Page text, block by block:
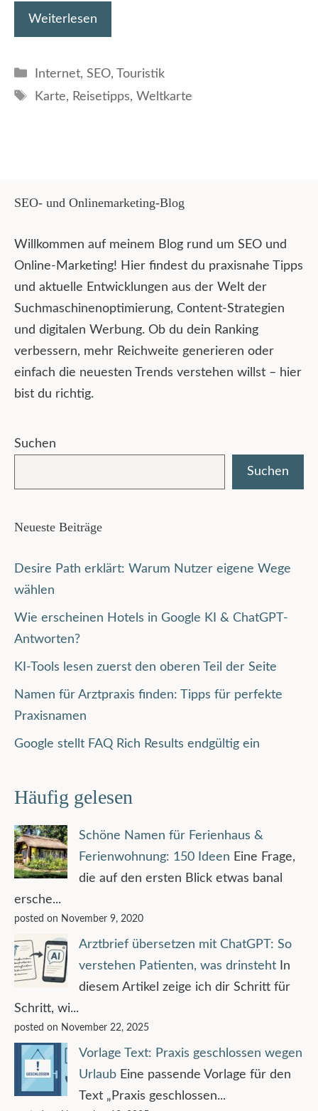
Weiterlesen
Kategorien
Internet, SEO, Touristik
Schlagwörter
Karte, Reisetipps, Weltkarte
SEO- und Onlinemarketing-Blog
Willkommen auf meinem Blog rund um SEO und
Online-Marketing! Hier findest du praxisnahe Tipps
und aktuelle Entwicklungen aus der Welt der
Suchmaschinenoptimierung, Content-Strategien
und digitalen Werbung. Ob du dein Ranking
verbessern, mehr Reichweite generieren oder
einfach die neuesten Trends verstehen willst – hier
bist du richtig.
Suchen
Suchen
Neueste Beiträge
Desire Path erklärt: Warum Nutzer eigene Wege
wählen
Wie erscheinen Hotels in Google KI & ChatGPT-
Antworten?
KI-Tools lesen zuerst den oberen Teil der Seite
Namen für Arztpraxis finden: Tipps für perfekte
Praxisnamen
Google stellt FAQ Rich Results endgültig ein
Häufig gelesen
Schöne Namen für Ferienhaus &
Ferienwohnung: 150 Ideen Eine Frage,
die auf den ersten Blick etwas banal
ersche...
posted on November 9, 2020
Arztbrief übersetzen mit ChatGPT: So
verstehen Patienten, was drinsteht
In
diesem Artikel zeige ich dir Schritt für
Schritt, wi...
posted on November 22, 2025
Vorlage Text: Praxis geschlossen wegen
Urlaub Eine passende Vorlage für den
Text „Praxis geschlossen...